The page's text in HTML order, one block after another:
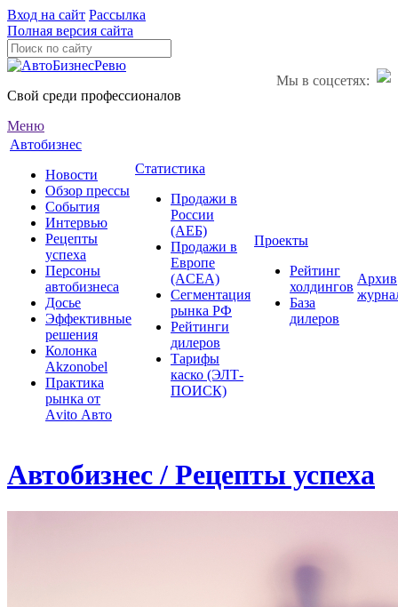
Вход на сайт Рассылка
Полная версия сайта
Мы в соцсетях:
Свой среди профессионалов
Меню
Автобизнес
Новости
Обзор прессы
События
Интервью
Рецепты
успеха
Персоны
автобизнеса
Досье
Эффективные
решения
Колонка
Akzonobel
Практика
рынка от
Аvito Авто
Статистика
Продажи в
России
(АЕБ)
Продажи в
Европе
(ACEA)
Сегментация
рынка РФ
Рейтинги
дилеров
Тарифы
каско (ЭЛТ-
ПОИСК)
Проекты
Рейтинг
холдингов
База
дилеров
Архив
Автобизнес / Рецепты успеха